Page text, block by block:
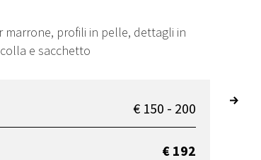
profili in pelle, dettagli in
e sacchetto
€ 150 - 200
€ 192